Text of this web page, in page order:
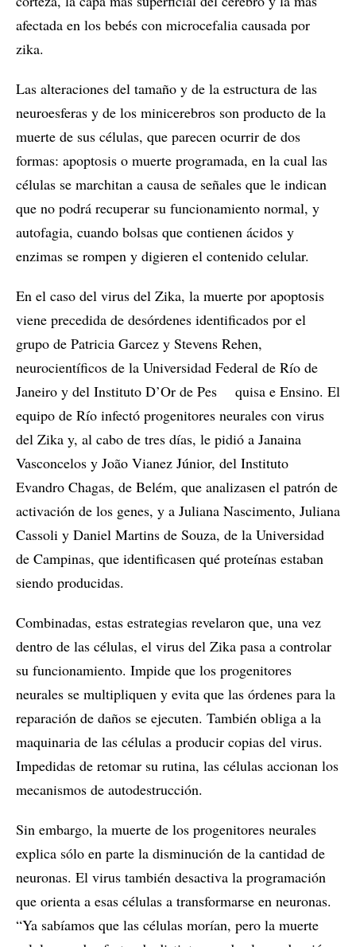
afectada en los bebés con microcefalia causada por
zika.
Las alteraciones del tamaño y de la estructura de las
neuroesferas y de los minicerebros son producto de la
muerte de sus células, que parecen ocurrir de dos
formas: apoptosis o muerte programada, en la cual las
células se marchitan a causa de señales que le indican
que no podrá recuperar su funcionamiento normal, y
autofagia, cuando bolsas que contienen ácidos y
enzimas se rompen y digieren el contenido celular.
En el caso del virus del Zika, la muerte por apoptosis
viene precedida de desórdenes identificados por el
grupo de Patricia Garcez y Stevens Rehen,
neurocientíficos de la Universidad Federal de Río de
Janeiro y del Instituto D’Or de Pes quisa e Ensino. El
equipo de Río infectó progenitores neurales con virus
del Zika y, al cabo de tres días, le pidió a Janaina
Vasconcelos y João Vianez Júnior, del Instituto
Evandro Chagas, de Belém, que analizasen el patrón de
activación de los genes, y a Juliana Nascimento, Juliana
Cassoli y Daniel Martins de Souza, de la Universidad
de Campinas, que identificasen qué proteínas estaban
siendo producidas.
Combinadas, estas estrategias revelaron que, una vez
dentro de las células, el virus del Zika pasa a controlar
su funcionamiento. Impide que los progenitores
neurales se multipliquen y evita que las órdenes para la
reparación de daños se ejecuten. También obliga a la
maquinaria de las células a producir copias del virus.
Impedidas de retomar su rutina, las células accionan los
mecanismos de autodestrucción.
Sin embargo, la muerte de los progenitores neurales
explica sólo en parte la disminución de la cantidad de
neuronas. El virus también desactiva la programación
que orienta a esas células a transformarse en neuronas.
“Ya sabíamos que las células morían, pero la muerte